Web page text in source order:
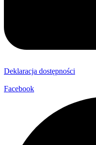
Deklaracja dostępności
Facebook